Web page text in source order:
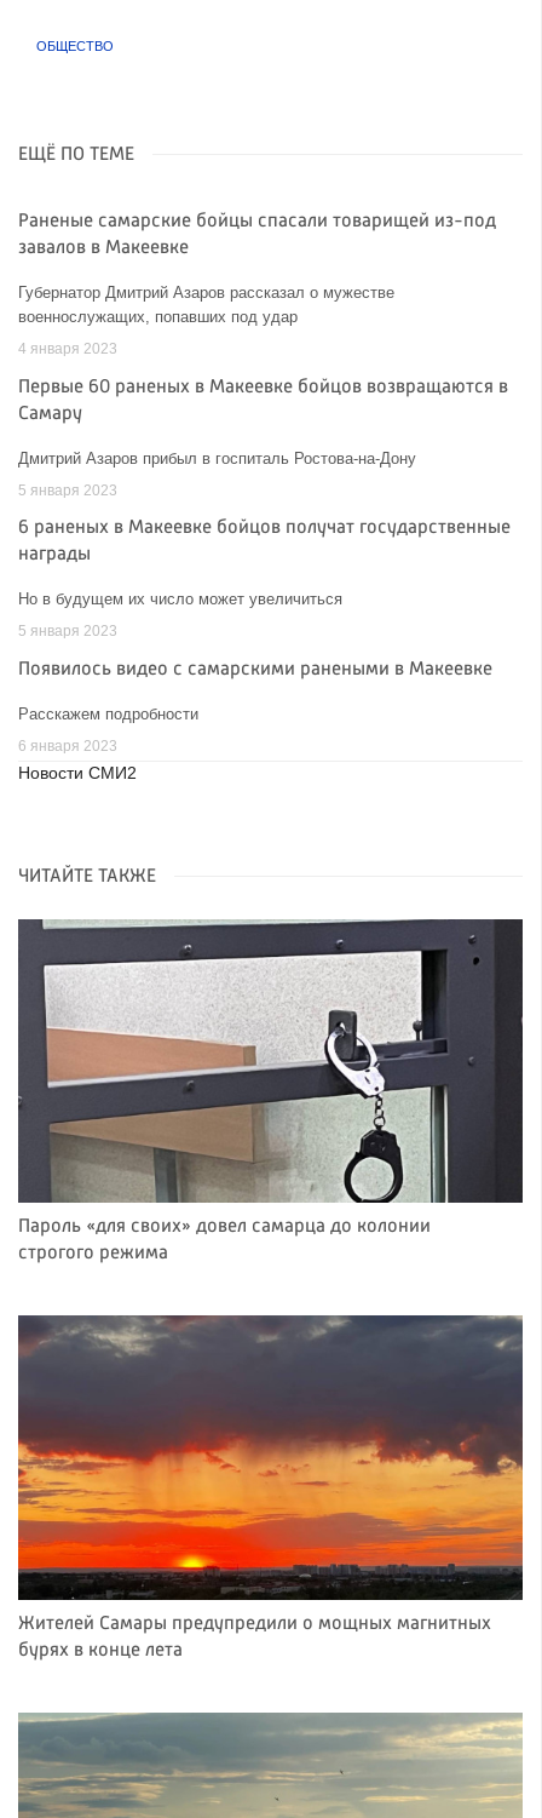
ОБЩЕСТВО
ЕЩЁ ПО ТЕМЕ
Раненые самарские бойцы спасали товарищей из-под
завалов в Макеевке
Губернатор Дмитрий Азаров рассказал о мужестве
военнослужащих, попавших под удар
4 января 2023
Первые 60 раненых в Макеевке бойцов возвращаются в
Самару
Дмитрий Азаров прибыл в госпиталь Ростова-на-Дону
5 января 2023
6 раненых в Макеевке бойцов получат государственные
награды
Но в будущем их число может увеличиться
5 января 2023
Появилось видео с самарскими ранеными в Макеевке
Расскажем подробности
6 января 2023
Новости СМИ2
ЧИТАЙТЕ ТАКЖЕ
Пароль «для своих» довел самарца до колонии
строгого режима
Жителей Самары предупредили о мощных магнитных
бурях в конце лета